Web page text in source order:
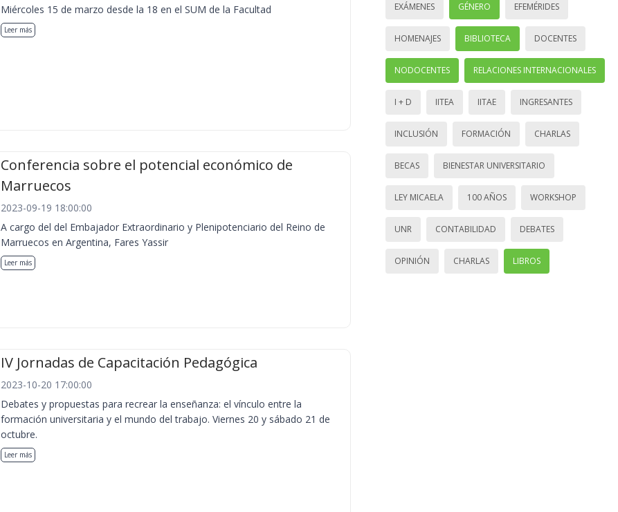
Miércoles 15 de marzo desde la 18 en el SUM de la Facultad
Leer más
Conferencia sobre el potencial económico de
Marruecos
2023-09-19 18:00:00
A cargo del del Embajador Extraordinario y Plenipotenciario del Reino de
Marruecos en Argentina, Fares Yassir
Leer más
IV Jornadas de Capacitación Pedagógica
2023-10-20 17:00:00
Debates y propuestas para recrear la enseñanza: el vínculo entre la
formación universitaria y el mundo del trabajo. Viernes 20 y sábado 21 de
octubre.
Leer más
EXÁMENES GÉNERO EFEMÉRIDES
HOMENAJES BIBLIOTECA DOCENTES
NODOCENTES RELACIONES INTERNACIONALES
I + D IITEA IITAE INGRESANTES
INCLUSIÓN FORMACIÓN CHARLAS
BECAS BIENESTAR UNIVERSITARIO
LEY MICAELA 100 AÑOS WORKSHOP
UNR CONTABILIDAD DEBATES
OPINIÓN CHARLAS LIBROS